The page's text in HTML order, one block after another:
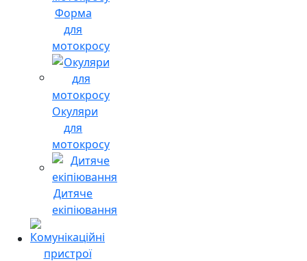
Форма
для
мотокросу
Окуляри
для
мотокросу
Дитяче
екіпіювання